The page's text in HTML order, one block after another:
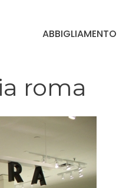
ABBIGLIAMENTO
roma